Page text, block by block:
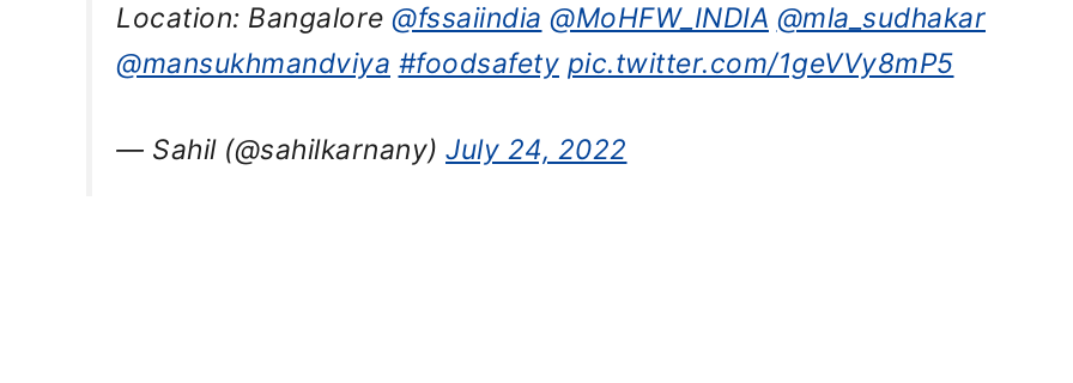
Location: Bangalore @fssaiindia @MoHFW_INDIA @mla_sudhakar
@mansukhmandviya #foodsafety pic.twitter.com/1geVVy8mP5
— Sahil (@sahilkarnany) July 24, 2022